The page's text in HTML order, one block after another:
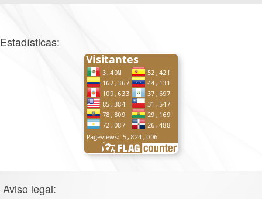
Estadísticas:
Aviso legal: